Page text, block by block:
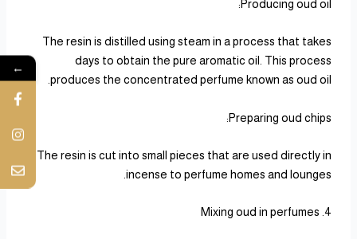
Producing oud oil:
The resin is distilled using steam in a process that takes
days to obtain the pure aromatic oil. This process
produces the concentrated perfume known as oud oil.
Preparing oud chips:
The resin is cut into small pieces that are used directly in
incense to perfume homes and lounges.
4. Mixing oud in perfumes
←